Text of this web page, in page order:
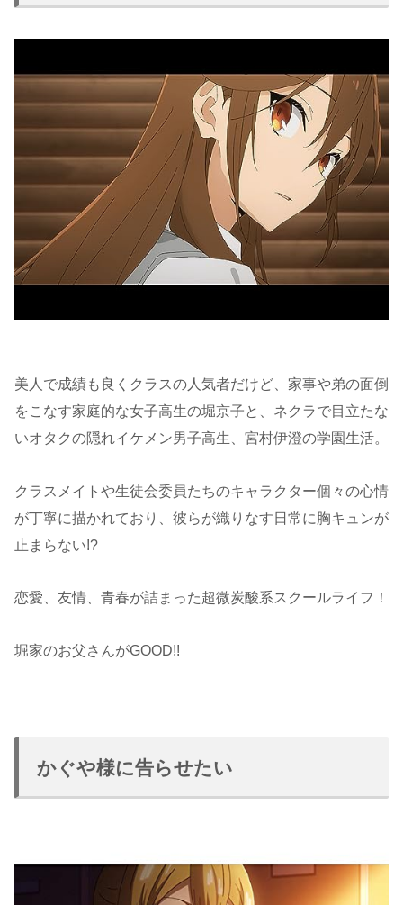
美人で成績も良くクラスの人気者だけど、家事や弟の面倒
をこなす家庭的な女子高生の堀京子と、ネクラで目立たな
いオタクの隠れイケメン男子高生、宮村伊澄の学園生活。
クラスメイトや生徒会委員たちのキャラクター個々の心情
が丁寧に描かれており、彼らが織りなす日常に胸キュンが
止まらない!?
恋愛、友情、青春が詰まった超微炭酸系スクールライフ！
堀家のお父さんがGOOD!!
かぐや様に告らせたい